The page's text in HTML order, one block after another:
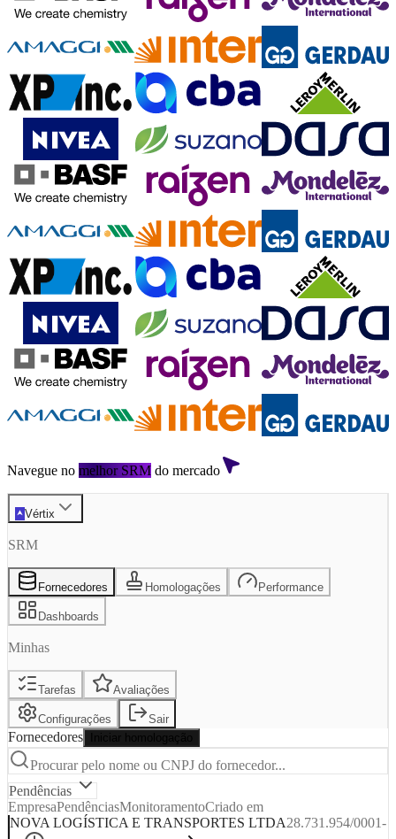
Navegue no melhor SRM do mercado
Vértix
SRM
Fornecedores Homologações Performance
Dashboards
Minhas
Tarefas Avaliações
Configurações Sair
Fornecedores
Procurar pelo nome ou CNPJ do fornecedor...
Pendências
EmpresaPendênciasMonitoramentoCriado em
NOVA LOGÍSTICA E TRANSPORTES LTDA28.731.954/0001-